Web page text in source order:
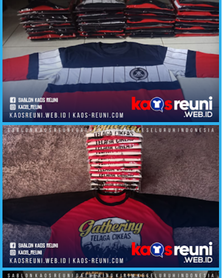
Sablon Kaos Kelas Kombinasi Keren
Sablon Kaos Gathering Telaga Cikeas